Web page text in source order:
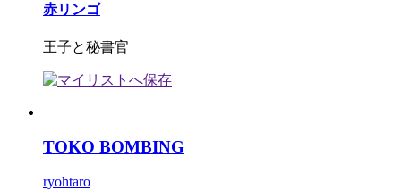
赤リンゴ
王子と秘書官
TOKO BOMBING
ryohtaro